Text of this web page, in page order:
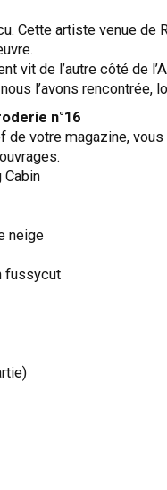
Cette artiste venue
vit de l’autre côté de
l’avons rencontrée,
n°16
de votre magazine,
Cabin
neige
fussycut